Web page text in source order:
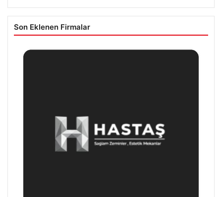
Son Eklenen Firmalar